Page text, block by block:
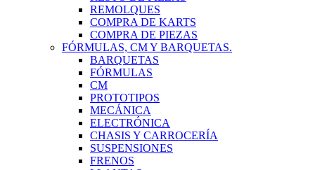
REMOLQUES
COMPRA DE KARTS
COMPRA DE PIEZAS
FÓRMULAS, CM Y BARQUETAS.
BARQUETAS
FÓRMULAS
CM
PROTOTIPOS
MECÁNICA
ELECTRÓNICA
CHASIS Y CARROCERÍA
SUSPENSIONES
FRENOS